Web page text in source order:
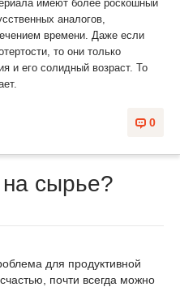
имеют более роскошный
аналогов,
времени. Даже если
то они только
и его солидный возраст. То
0
на сырье?
для продуктивной
почти всегда можно